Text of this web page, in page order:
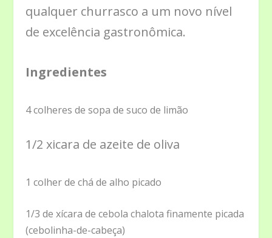
qualquer churrasco a um novo nível
de excelência gastronômica.
Ingredientes
4 colheres de sopa de suco de limão
1/2 xicara de azeite de oliva
1 colher de chá de alho picado
1/3 de xícara de cebola chalota finamente picada
(cebolinha-de-cabeça)